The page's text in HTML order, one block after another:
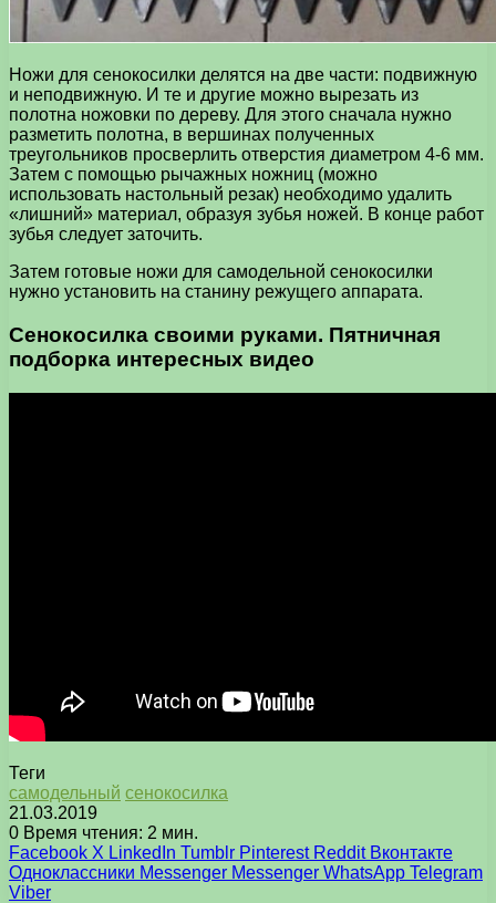
Ножи для сенокосилки делятся на две части: подвижную
и неподвижную. И те и другие можно вырезать из
полотна ножовки по дереву. Для этого сначала нужно
разметить полотна, в вершинах полученных
треугольников просверлить отверстия диаметром 4-6 мм.
Затем с помощью рычажных ножниц (можно
использовать настольный резак) необходимо удалить
«лишний» материал, образуя зубья ножей. В конце работ
зубья следует заточить.
Затем готовые ножи для самодельной сенокосилки
нужно установить на станину режущего аппарата.
Сенокосилка своими руками. Пятничная
подборка интересных видео
Теги
самодельный сенокосилка
21.03.2019
0 Время чтения: 2 мин.
Facebook X LinkedIn Tumblr Pinterest Reddit Вконтакте
Одноклассники Messenger Messenger WhatsApp Telegram
Viber